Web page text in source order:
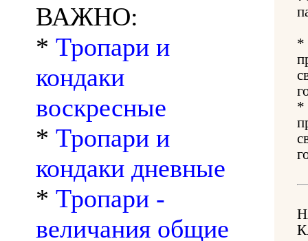
ВАЖНО:
* Тропари и
кондаки
воскресные
* Тропари и
кондаки дневные
* Тропари -
величания общие
*
*